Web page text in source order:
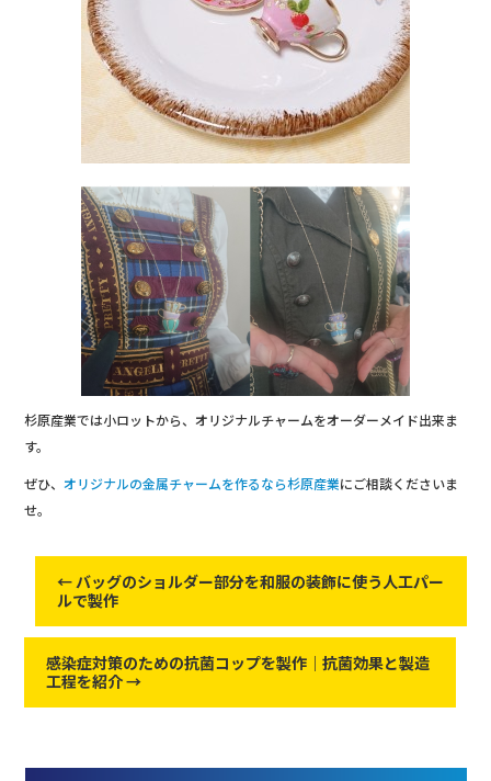
杉原産業では小ロットから、オリジナルチャームをオーダーメイド出来ま
す。
ぜひ、オリジナルの金属チャームを作るなら杉原産業にご相談くださいま
せ。
←バッグのショルダー部分を和服の装飾に使う人工パー
ルで製作
感染症対策のための抗菌コップを製作｜抗菌効果と製造
工程を紹介→